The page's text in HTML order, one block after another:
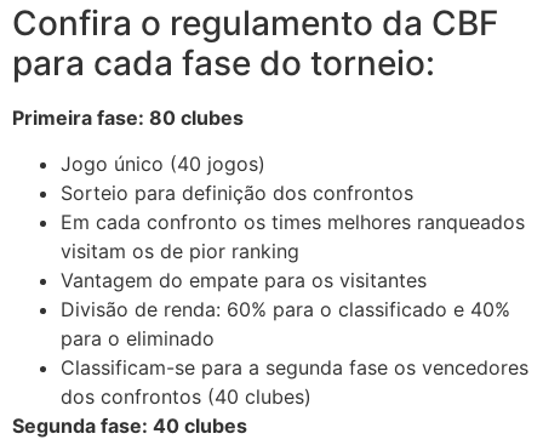
Confira o regulamento da CBF
para cada fase do torneio:
Primeira fase: 80 clubes
Jogo único (40 jogos)
Sorteio para definição dos confrontos
Em cada confronto os times melhores ranqueados
visitam os de pior ranking
Vantagem do empate para os visitantes
Divisão de renda: 60% para o classificado e 40%
para o eliminado
Classificam-se para a segunda fase os vencedores
dos confrontos (40 clubes)
Segunda fase: 40 clubes